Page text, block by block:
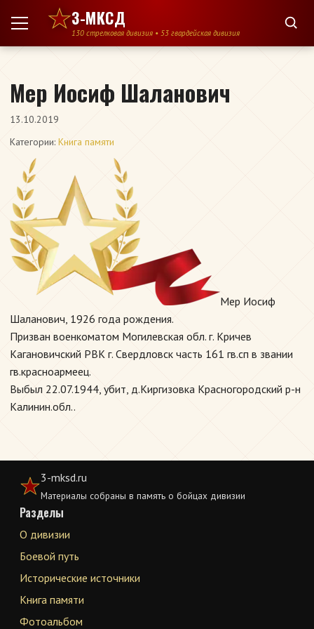
Перейти к содержимому
3-МКСД
130 стрелковая дивизия • 53 гвардейская дивизия
Мер Иосиф Шаланович
13.10.2019
Категории: Книга памяти
Мер Иосиф
Шаланович, 1926 года рождения.
Призван военкоматом Могилевская обл. г. Кричев
Кагановичский РВК г. Свердловск часть 161 гв.сп в звании
гв.красноармеец.
Выбыл 22.07.1944, убит, д.Киргизовка Красногородский р-н
Калинин.обл..
3-mksd.ru
Материалы собраны в память о бойцах дивизии
Разделы
О дивизии
Боевой путь
Исторические источники
Книга памяти
Фотоальбом